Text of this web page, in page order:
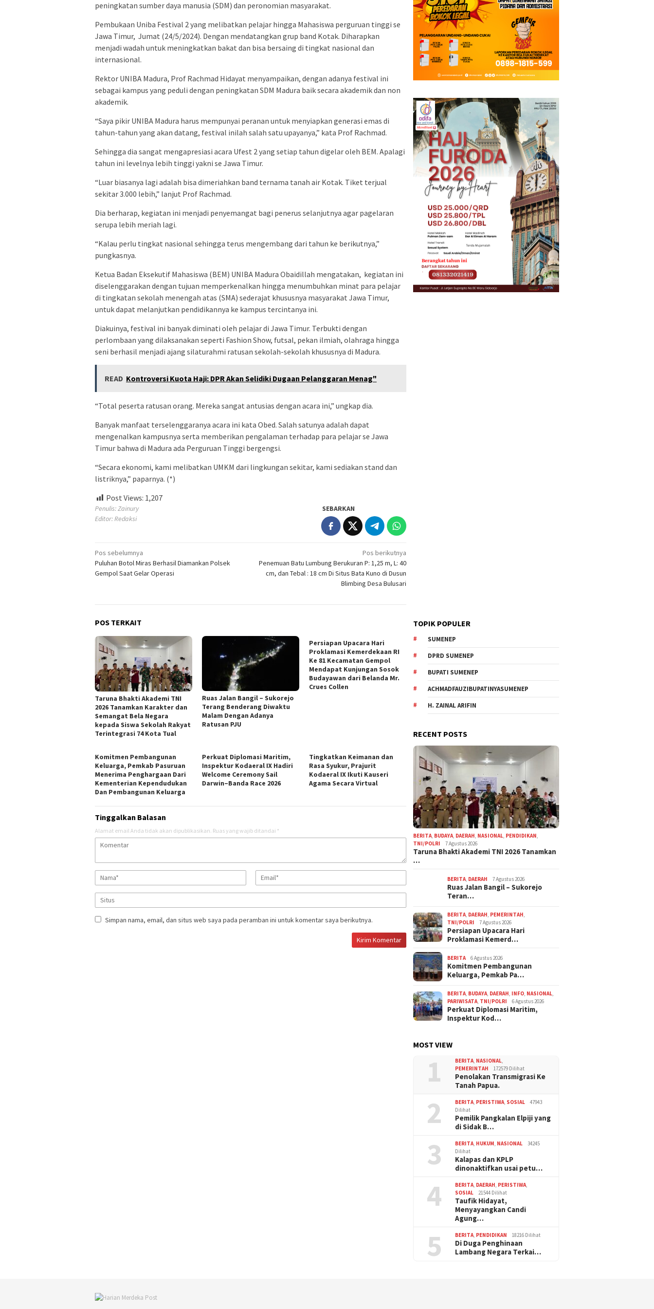
peningkatan sumber daya manusia (SDM) dan peronomian masyarakat.
Pembukaan Uniba Festival 2 yang melibatkan pelajar hingga Mahasiswa perguruan tinggi se
Jawa Timur, Jumat (24/5/2024). Dengan mendatangkan grup band Kotak. Diharapkan
menjadi wadah untuk meningkatkan bakat dan bisa bersaing di tingkat nasional dan
internasional.
Rektor UNIBA Madura, Prof Rachmad Hidayat menyampaikan, dengan adanya festival ini
sebagai kampus yang peduli dengan peningkatan SDM Madura baik secara akademik dan non
akademik.
“Saya pikir UNIBA Madura harus mempunyai peranan untuk menyiapkan generasi emas di
tahun-tahun yang akan datang, festival inilah salah satu upayanya,” kata Prof Rachmad.
Sehingga dia sangat mengapresiasi acara Ufest 2 yang setiap tahun digelar oleh BEM. Apalagi
tahun ini levelnya lebih tinggi yakni se Jawa Timur.
“Luar biasanya lagi adalah bisa dimeriahkan band ternama tanah air Kotak. Tiket terjual
sekitar 3.000 lebih,” lanjut Prof Rachmad.
Dia berharap, kegiatan ini menjadi penyemangat bagi penerus selanjutnya agar pagelaran
serupa lebih meriah lagi.
“Kalau perlu tingkat nasional sehingga terus mengembang dari tahun ke berikutnya,”
pungkasnya.
Ketua Badan Eksekutif Mahasiswa (BEM) UNIBA Madura Obaidillah mengatakan, kegiatan ini
diselenggarakan dengan tujuan memperkenalkan hingga menumbuhkan minat para pelajar
di tingkatan sekolah menengah atas (SMA) sederajat khususnya masyarakat Jawa Timur,
untuk dapat melanjutkan pendidikannya ke kampus tercintanya ini.
Diakuinya, festival ini banyak diminati oleh pelajar di Jawa Timur. Terbukti dengan
perlombaan yang dilaksanakan seperti Fashion Show, futsal, pekan ilmiah, olahraga hingga
seni berhasil menjadi ajang silaturahmi ratusan sekolah-sekolah khususnya di Madura.
READ Kontroversi Kuota Haji: DPR Akan Selidiki Dugaan Pelanggaran Menag"
“Total peserta ratusan orang. Mereka sangat antusias dengan acara ini,” ungkap dia.
Banyak manfaat terselenggaranya acara ini kata Obed. Salah satunya adalah dapat
mengenalkan kampusnya serta memberikan pengalaman terhadap para pelajar se Jawa
Timur bahwa di Madura ada Perguruan Tinggi bergengsi.
“Secara ekonomi, kami melibatkan UMKM dari lingkungan sekitar, kami sediakan stand dan
listriknya,” paparnya. (*)
Post Views: 1,207
Penulis: Zainury
Editor: Redaksi
SEBARKAN
Navigasi
pos
Pos sebelumnya
Puluhan Botol Miras Berhasil Diamankan Polsek
Gempol Saat Gelar Operasi
Pos berikutnya
Penemuan Batu Lumbung Berukuran P: 1,25 m, L: 40
cm, dan Tebal : 18 cm Di Situs Bata Kuno di Dusun
Blimbing Desa Bulusari
POS TERKAIT
Taruna Bhakti Akademi TNI
2026 Tanamkan Karakter dan
Semangat Bela Negara
kepada Siswa Sekolah Rakyat
Terintegrasi 74 Kota Tual
Ruas Jalan Bangil – Sukorejo
Terang Benderang Diwaktu
Malam Dengan Adanya
Ratusan PJU
Persiapan Upacara Hari
Proklamasi Kemerdekaan RI
Ke 81 Kecamatan Gempol
Mendapat Kunjungan Sosok
Budayawan dari Belanda Mr.
Crues Collen
Komitmen Pembangunan
Keluarga, Pemkab Pasuruan
Menerima Penghargaan Dari
Kementerian Kependudukan
Dan Pembangunan Keluarga
Perkuat Diplomasi Maritim,
Inspektur Kodaeral IX Hadiri
Welcome Ceremony Sail
Darwin–Banda Race 2026
Tingkatkan Keimanan dan
Rasa Syukur, Prajurit
Kodaeral IX Ikuti Kauseri
Agama Secara Virtual
Tinggalkan Balasan
Alamat email Anda tidak akan dipublikasikan. Ruas yang wajib ditandai *
Simpan nama, email, dan situs web saya pada peramban ini untuk komentar saya berikutnya.
TOPIK POPULER
SUMENEP
DPRD SUMENEP
BUPATI SUMENEP
ACHMADFAUZIBUPATINYASUMENEP
H. ZAINAL ARIFIN
RECENT POSTS
BERITA, BUDAYA, DAERAH, NASIONAL, PENDIDIKAN,
TNI/POLRI
7 Agustus 2026
Taruna Bhakti Akademi TNI 2026 Tanamkan
…
BERITA, DAERAH 7 Agustus 2026
Ruas Jalan Bangil – Sukorejo
Teran…
BERITA, DAERAH, PEMERINTAH,
TNI/POLRI
7 Agustus 2026
Persiapan Upacara Hari
Proklamasi Kemerd…
BERITA 6 Agustus 2026
Komitmen Pembangunan
Keluarga, Pemkab Pa…
BERITA, BUDAYA, DAERAH, INFO, NASIONAL,
PARIWISATA, TNI/POLRI 6 Agustus 2026
Perkuat Diplomasi Maritim,
Inspektur Kod…
MOST VIEW
1 BERITA, NASIONAL,
PEMERINTAH
172579 Dilihat
Penolakan Transmigrasi Ke
Tanah Papua.
2 BERITA, PERISTIWA, SOSIAL
47943
Dilihat
Pemilik Pangkalan Elpiji yang
di Sidak B…
3 BERITA, HUKUM, NASIONAL
34245
Dilihat
Kalapas dan KPLP
dinonaktifkan usai petu…
4 BERITA, DAERAH, PERISTIWA,
SOSIAL
21544 Dilihat
Taufik Hidayat,
Menyayangkan Candi
Agung…
5 BERITA, PENDIDIKAN 18216 Dilihat
Di Duga Penghinaan
Lambang Negara Terkai…